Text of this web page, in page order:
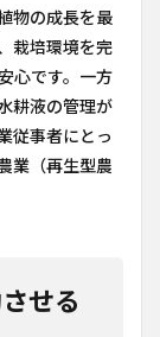
物の成長を最
栽培環境を完
心です。一方
耕液の管理が
従事者にとっ
業（再生型農
せる